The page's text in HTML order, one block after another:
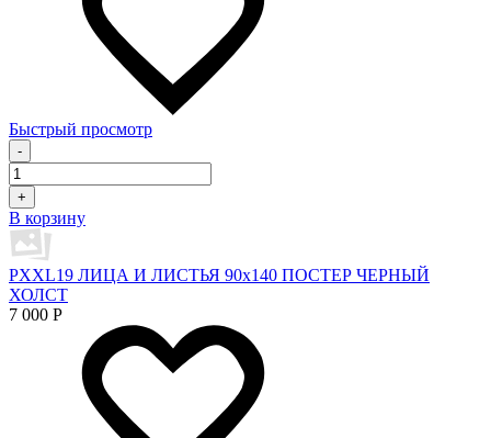
Быстрый просмотр
-
+
В корзину
PXXL19 ЛИЦА И ЛИСТЬЯ 90x140 ПОСТЕР ЧЕРНЫЙ
ХОЛСТ
7 000 Р